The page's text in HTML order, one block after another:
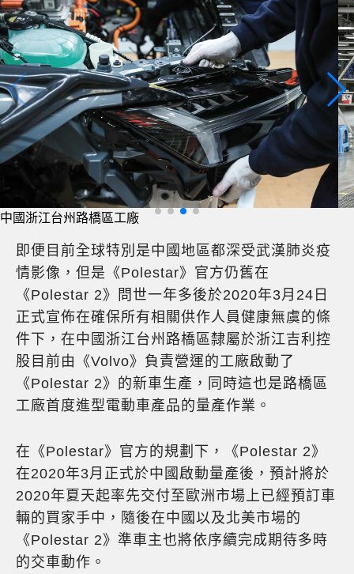
中國浙江台州路橋區工廠
即便目前全球特別是中國地區都深受武漢肺炎疫
情影像，但是《Polestar》官方仍舊在
《Polestar 2》問世一年多後於2020年3月24日
正式宣佈在確保所有相關供作人員健康無虞的條
件下，在中國浙江台州路橋區隸屬於浙江吉利控
股目前由《Volvo》負責營運的工廠啟動了
《Polestar 2》的新車生產，同時這也是路橋區
工廠首度進型電動車產品的量產作業。
在《Polestar》官方的規劃下，《Polestar 2》
在2020年3月正式於中國啟動量產後，預計將於
2020年夏天起率先交付至歐洲市場上已經預訂車
輛的買家手中，隨後在中國以及北美市場的
《Polestar 2》準車主也將依序續完成期待多時
的交車動作。